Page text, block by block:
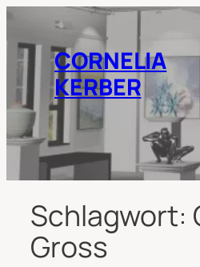
springenCORNELIA
KERBER
Schlagwort:
Gross